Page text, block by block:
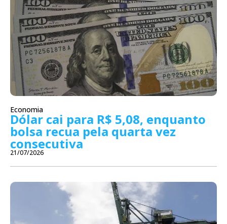
Economia
Dólar cai para R$ 5,08, enquanto
bolsa recua pela quarta vez
consecutiva
21/07/2026